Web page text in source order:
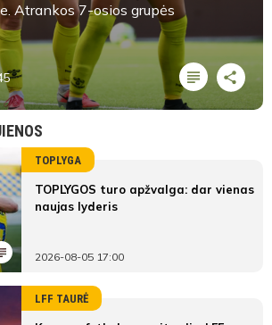
Atrankos 7-osios grupės
TOPLYGA
TOPLYGOS turo apžvalga: dar vienas
naujas lyderis
2026-08-05 17:00
LFF TAURĖ